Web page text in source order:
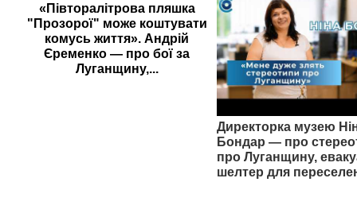
«Півторалітрова пляшка
"Прозорої" може коштувати
комусь життя». Андрій
Єременко — про бої за
Луганщину,...
Директорка музею
Бондар — про
про Луганщину,
шелтер для